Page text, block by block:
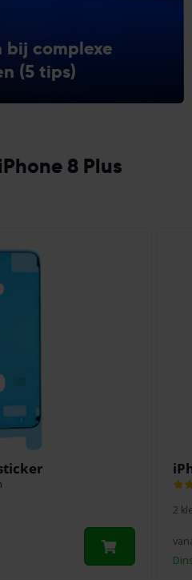
bij complexe
(5 tips)
8 Plus
2